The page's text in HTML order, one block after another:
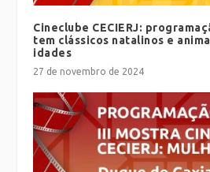
Cineclube CECIERJ:
tem clássicos natalinos e
idades
27 de novembro de 2024